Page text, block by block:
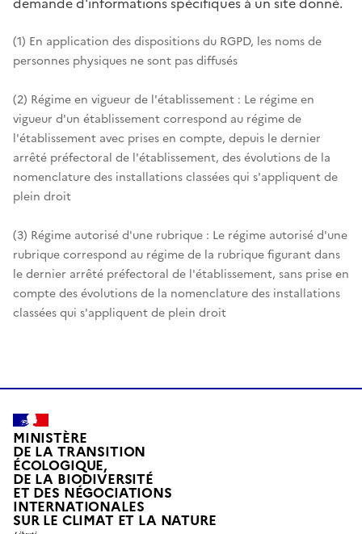
(1) En application des dispositions du RGPD, les noms de
personnes physiques ne sont pas diffusés
(2) Régime en vigueur de l'établissement : Le régime en
vigueur d'un établissement correspond au régime de
l'établissement avec prises en compte, depuis le dernier
arrêté préfectoral de l'établissement, des évolutions de la
nomenclature des installations classées qui s'appliquent de
plein droit
(3) Régime autorisé d'une rubrique : Le régime autorisé d'une
rubrique correspond au régime de la rubrique figurant dans
le dernier arrêté préfectoral de l'établissement, sans prise en
compte des évolutions de la nomenclature des installations
classées qui s'appliquent de plein droit
MINISTÈRE
DE LA TRANSITION
ÉCOLOGIQUE,
DE LA BIODIVERSITÉ
ET DES NÉGOCIATIONS
INTERNATIONALES
SUR LE CLIMAT ET LA NATUREL